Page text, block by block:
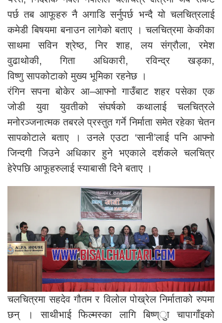
पर्छ तब आफूहरु नै अगाडि सर्नुपर्छ भन्दै यो चलचित्रलाई
कमेडी बिषयमा बनाउन लागेको बताए । चलचित्रमा केकीका
साथमा सविन श्रेष्ठ, निर शाह, लय संग्रौला, रमेश
वुढाथोकी, गिता अधिकारी, रविन्द्र खड्का,
विष्णु सापकोटाको मुख्य भूमिका रहनेछ ।
रंगिन सपना बोकेर आ–आफ्नो गाउँबाट शहर पसेका एक
जोडी युवा युवतीको संघर्षको कथालाई चलचित्रले
मनोरञ्जनात्मक तबरले प्रस्तुत गर्ने निर्माता समेत रहेका चेतन
सापकोटाले बताए । उनले एउटा ‘सानी’लाई पनि आफ्नो
जिन्दगी जिउने अधिकार हुने भएकाले दर्शकले चलचित्र
हेरेपछि आफूहरुलाई स्याबासी दिने बताए ।
चलचित्रमा सहदेव गौतम र विलोल पोख्रेल निर्माताको रुपमा
छन् । साथीभाई फिल्मस्का लागि बिष्ण्ुा चापागाँइको